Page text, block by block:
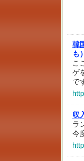
韓
も
こ
ゲ
で
収
ラ
今